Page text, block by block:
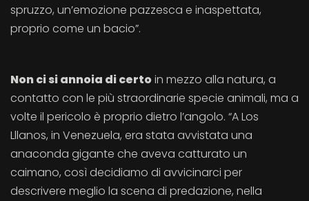
spruzzo, un’emozione pazzesca e inaspettata,
proprio come un bacio”.
Non ci si annoia di certoin mezzo alla natura, a
contatto con le più straordinarie specie animali, ma a
volte il pericolo è proprio dietro l’angolo. “A Los
Lllanos, in Venezuela, era stata avvistata una
anaconda gigante che aveva catturato un
caimano, così decidiamo di avvicinarci per
descrivere meglio la scena di predazione, nella